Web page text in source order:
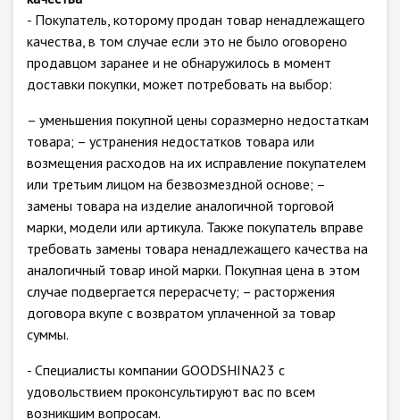
- Покупатель, которому продан товар ненадлежащего
качества, в том случае если это не было оговорено
продавцом заранее и не обнаружилось в момент
доставки покупки, может потребовать на выбор:
– уменьшения покупной цены соразмерно недостаткам
товара; – устранения недостатков товара или
возмещения расходов на их исправление покупателем
или третьим лицом на безвозмездной основе; –
замены товара на изделие аналогичной торговой
марки, модели или артикула. Также покупатель вправе
требовать замены товара ненадлежащего качества на
аналогичный товар иной марки. Покупная цена в этом
случае подвергается перерасчету; – расторжения
договора вкупе с возвратом уплаченной за товар
суммы.
- Специалисты компании GOODSHINA23 с
удовольствием проконсультируют вас по всем
возникшим вопросам.